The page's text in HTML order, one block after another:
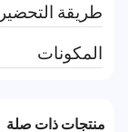
طريقة
المكونات
منتجات ذات صلة